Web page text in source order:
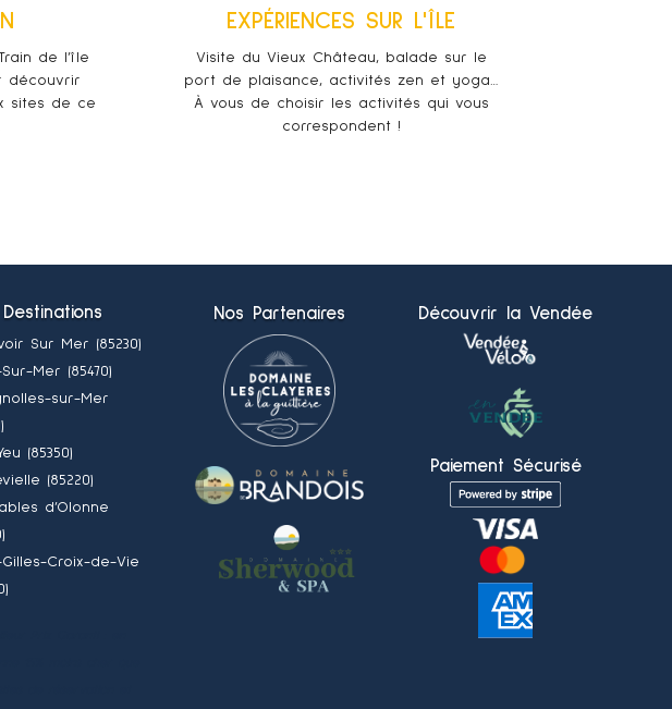
de l’île
découvrir
sites de ce
EXPÉRIENCES SUR L'ÎLE
Visite du Vieux Château, balade sur le
port de plaisance, activités zen et yoga…
À vous de choisir les activités qui vous
correspondent !
Destinations
Sur Mer (85230)
Mer (85470)
sur-Mer
(85350)
(85220)
d’Olonne
Croix-de-Vie
Nos Partenaires Découvrir la Vendée
Paiement Sécurisé